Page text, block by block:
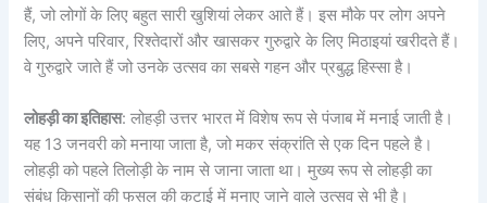
हैं, जो लोगों के लिए बहुत सारी खुशियां लेकर आते हैं। इस मौके पर लोग अपने
लिए, अपने परिवार, रिश्तेदारों और खासकर गुरुद्वारे के लिए मिठाइयां खरीदते हैं।
वे गुरुद्वारे जाते हैं जो उनके उत्सव का सबसे गहन और प्रबुद्ध हिस्सा है।
लोहड़ी का इतिहास: लोहड़ी उत्तर भारत में विशेष रूप से पंजाब में मनाई जाती है।
यह 13 जनवरी को मनाया जाता है, जो मकर संक्रांति से एक दिन पहले है।
लोहड़ी को पहले तिलोड़ी के नाम से जाना जाता था। मुख्य रूप से लोहड़ी का
संबंध किसानों की फसल की कटाई में मनाए जाने वाले उत्सव से भी है।